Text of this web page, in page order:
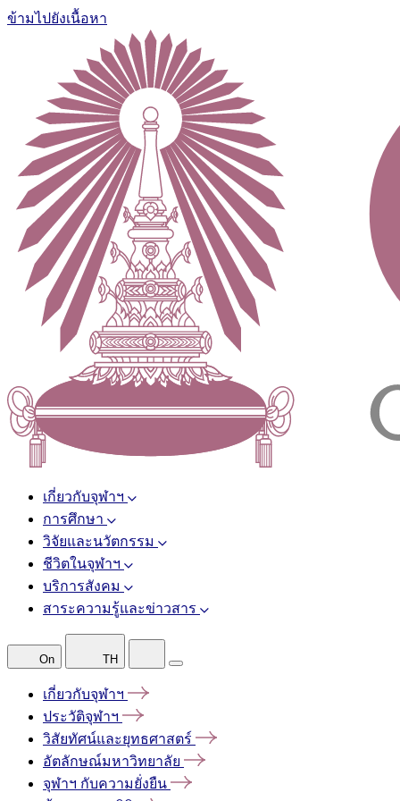
ข้ามไปยังเนื้อหา
เกี่ยวกับจุฬาฯ
การศึกษา
วิจัยและนวัตกรรม
ชีวิตในจุฬาฯ
บริการสังคม
สาระความรู้และข่าวสาร
On TH
เกี่ยวกับจุฬาฯ
ประวัติจุฬาฯ
วิสัยทัศน์และยุทธศาสตร์
อัตลักษณ์มหาวิทยาลัย
จุฬาฯ กับความยั่งยืน